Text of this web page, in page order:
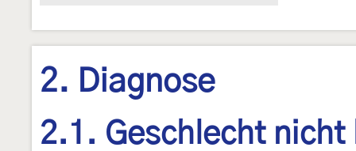
2. Diagnose
2.1. Geschlecht nicht